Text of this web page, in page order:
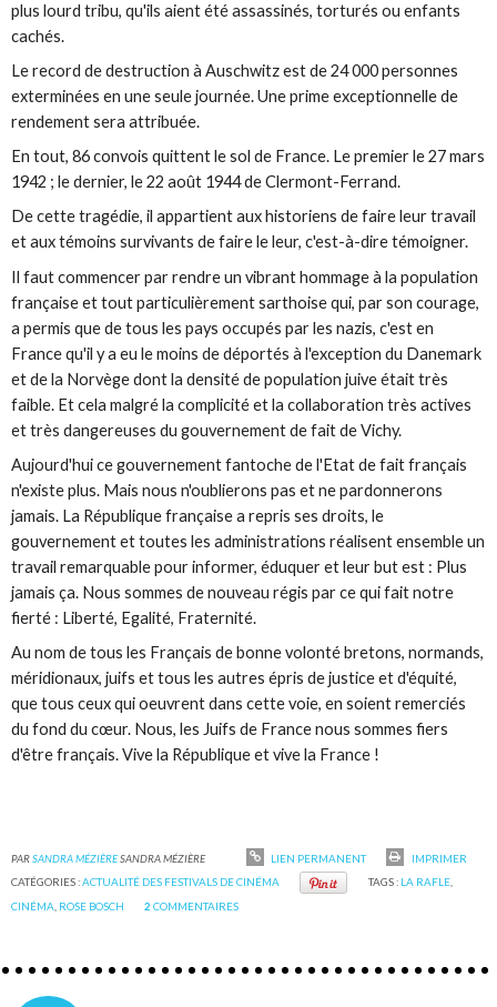
plus lourd tribu, qu'ils aient été assassinés, torturés ou enfants
cachés.
Le record de destruction à Auschwitz est de 24 000 personnes
exterminées en une seule journée. Une prime exceptionnelle de
rendement sera attribuée.
En tout, 86 convois quittent le sol de France. Le premier le 27 mars
1942 ; le dernier, le 22 août 1944 de Clermont-Ferrand.
De cette tragédie, il appartient aux historiens de faire leur travail
et aux témoins survivants de faire le leur, c'est-à-dire témoigner.
Il faut commencer par rendre un vibrant hommage à la population
française et tout particulièrement sarthoise qui, par son courage,
a permis que de tous les pays occupés par les nazis, c'est en
France qu'il y a eu le moins de déportés à l'exception du Danemark
et de la Norvège dont la densité de population juive était très
faible. Et cela malgré la complicité et la collaboration très actives
et très dangereuses du gouvernement de fait de Vichy.
Aujourd'hui ce gouvernement fantoche de l'Etat de fait français
n'existe plus. Mais nous n'oublierons pas et ne pardonnerons
jamais. La République française a repris ses droits, le
gouvernement et toutes les administrations réalisent ensemble un
travail remarquable pour informer, éduquer et leur but est : Plus
jamais ça. Nous sommes de nouveau régis par ce qui fait notre
fierté : Liberté, Egalité, Fraternité.
Au nom de tous les Français de bonne volonté bretons, normands,
méridionaux, juifs et tous les autres épris de justice et d'équité,
que tous ceux qui oeuvrent dans cette voie, en soient remerciés
du fond du cœur. Nous, les Juifs de France nous sommes fiers
d'être français. Vive la République et vive la France !
PARSANDRA MÉZIÈRESANDRA MÉZIÈRE LIEN PERMANENT
IMPRIMER
CATÉGORIES :ACTUALITÉ DES FESTIVALS DE CINÉMA TAGS : LA RAFLE,
CINÉMA ROSE BOSCH 2 COMMENTAIRES